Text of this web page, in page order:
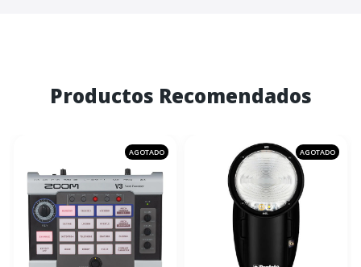
Productos Recomendados
AGOTADO AGOTADO